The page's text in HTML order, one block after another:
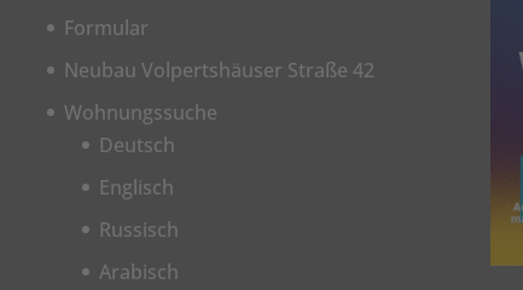
Formular
Neubau Volpertshäuser Straße 42
Wohnungssuche
Deutsch
Englisch
Russisch
Arabisch